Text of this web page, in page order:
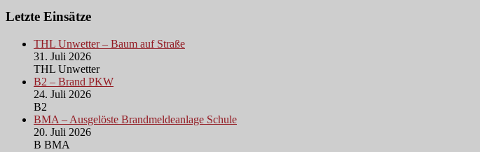
Letzte Einsätze
THL Unwetter – Baum auf Straße
31. Juli 2026
THL Unwetter
B2 – Brand PKW
24. Juli 2026
B2
BMA – Ausgelöste Brandmeldeanlage Schule
20. Juli 2026
B BMA